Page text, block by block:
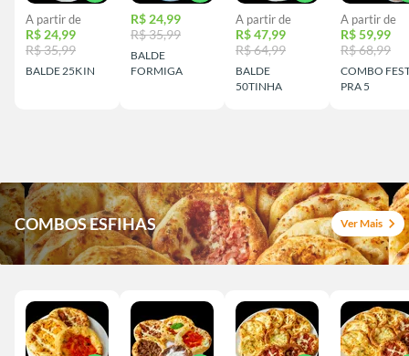
BALDE 25KIN
A partir de
R$ 24,99
R$ 35,99
BALDE
FORMIGA
R$ 24,99
R$ 35,99
BALDE
50TINHA
A partir de
R$ 47,99
R$ 64,99
COMBO
PRA 5
A partir de
R$ 59,99
R$ 68,99
COMBOS ESFIHAS Ver Mais chevron_right